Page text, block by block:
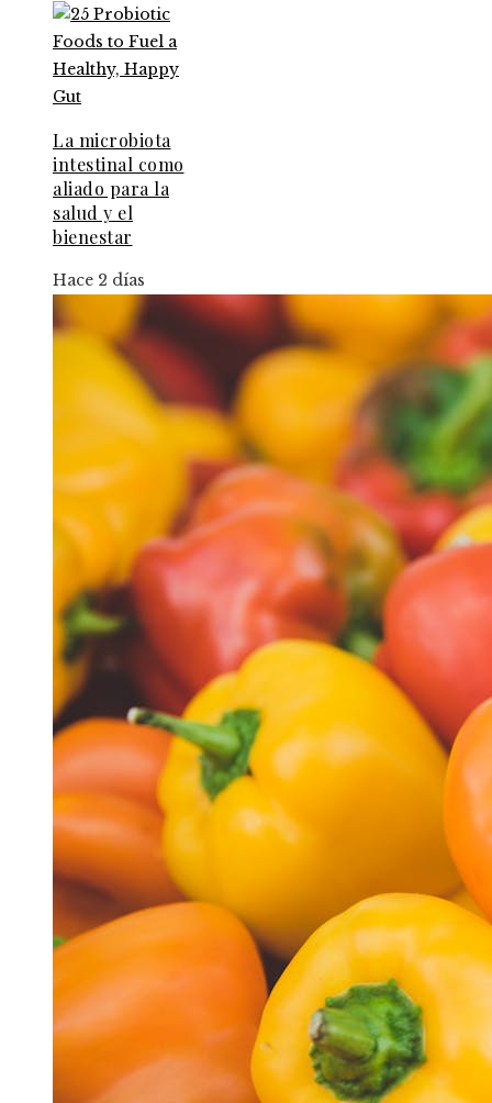
La microbiota
intestinal como
aliado para la
salud y el
bienestar
Hace 2 días